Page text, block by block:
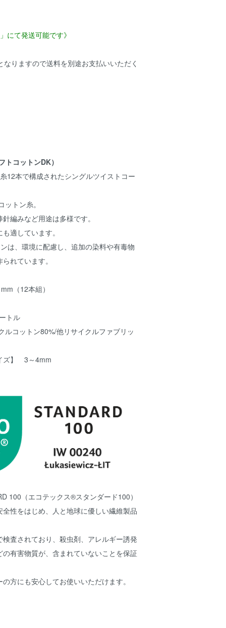
にて発送可能です》
りますので送料を別途お支払いいただく
コットンDK）
12本で構成されたシングルツイストコー
トン糸。
編みなど用途は多様です。
適しています。
は、環境に配慮し、追加の染料や有毒物
れています。
（12本組）
トル
コットン80%/他リサイクルファブリッ
ズ】 3～4mm
100（エコテックス®スタンダード100）
性をはじめ、人と地球に優しい繊維製品
査されており、殺虫剤、アレルギー誘発
有害物質が、含まれていないことを保証
方にも安心してお使いいただけます。